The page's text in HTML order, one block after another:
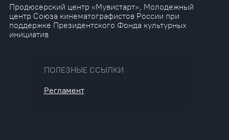
Продюсерский центр «Мувистарт», Молодежный
центр Союза кинематографистов России при
поддержке Президентского Фонда культурных
инициатив
ПОЛЕЗНЫЕ ССЫЛКИ
Регламент